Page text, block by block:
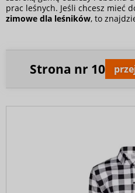
prac leśnych. Jeśli chcesz mieć
zimowe dla leśników, to
Strona nr 10